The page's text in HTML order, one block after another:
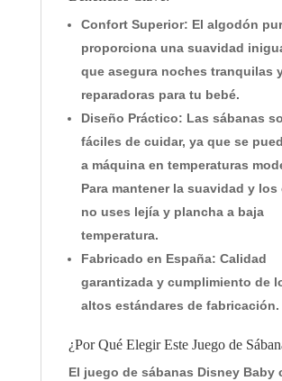
Confort Superior: El algodón
proporciona una suavidad
que asegura noches tranquilas
reparadoras para tu bebé.
Diseño Práctico: Las sábanas
fáciles de cuidar, ya que se
a máquina en temperaturas
Para mantener la suavidad y los
no uses lejía y plancha a baja
temperatura.
Fabricado en España: Calidad
garantizada y cumplimiento de
altos estándares de fabricación.
¿Por Qué Elegir Este Juego de
El juego de sábanas Disney Baby